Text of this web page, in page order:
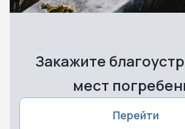
Закажите
мест
Перейти